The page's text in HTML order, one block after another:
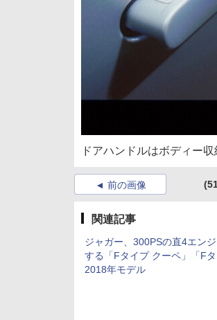
ドアハンドルはボディー
前の画像
関連記事
ジャガー、300PSの直4エン
する「Fタイプ クーペ」「Fタ
2018年モデル